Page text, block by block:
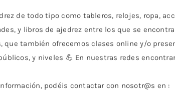
de todo tipo como tableros, relojes, ropa,
y libros de ajedrez entre los que se
que también ofrecemos clases online y/o
y niveles 💪 En nuestras redes
podéis contactar con nosotr@s en :